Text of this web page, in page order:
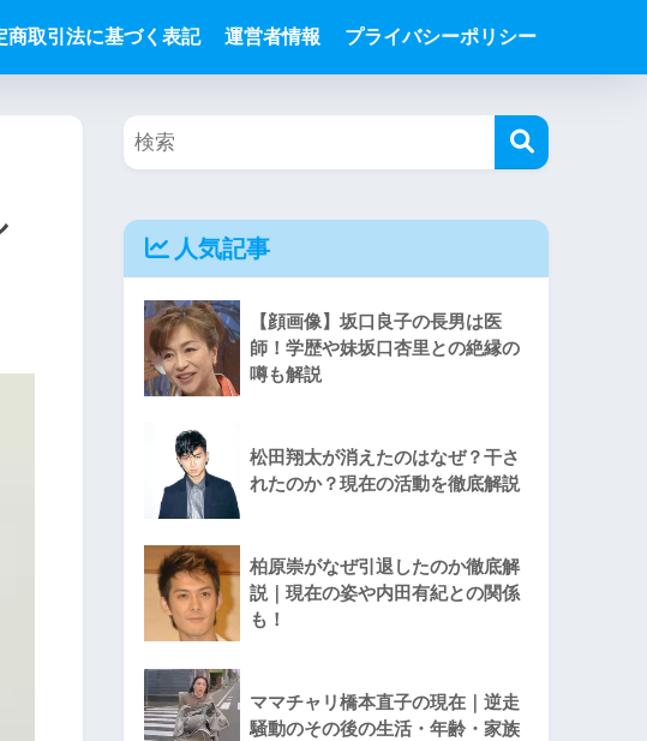
商取引法に基づく表記 運営者情報 プライバシーポリシー
人気記事
【顔画像】坂口良子の長男は医
師！学歴や妹坂口杏里との絶縁の
噂も解説
松田翔太が消えたのはなぜ？干さ
れたのか？現在の活動を徹底解説
柏原崇がなぜ引退したのか徹底解
説｜現在の姿や内田有紀との関係
も！
ママチャリ橋本直子の現在｜逆走
騒動のその後の生活・年齢・家族